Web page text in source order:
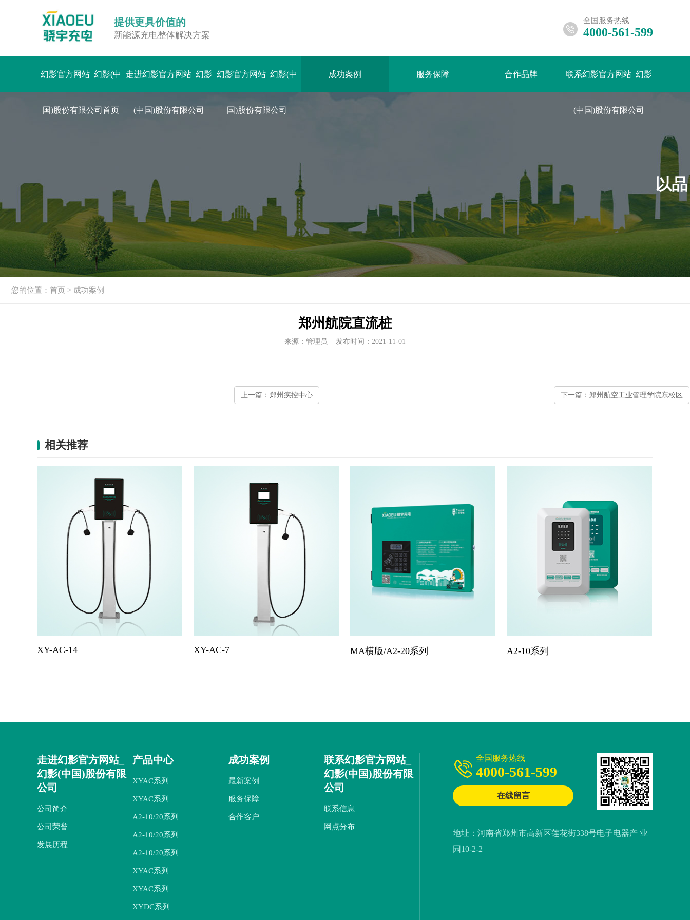
提供更具价值的
新能源充电整体解决方案
全国服务热线
4000-561-599
幻影官方网站_幻影(中
国)股份有限公司首页
走进幻影官方网站_幻影
(中国)股份有限公司
幻影官方网站_幻影(中
国)股份有限公司
成功案例 服务保障 合作品牌 联系幻影官方网站_幻影
(中国)股份有限公司
以品
您的位置： 首页 > 成功案例
郑州航院直流桩
来源：管理员 发布时间：2021-11-01
上一篇：郑州疾控中心 下一篇：郑州航空工业管理学院东校区
相关推荐
XY-AC-14 XY-AC-7 MA横版/A2-20系列 A2-10系列
走进幻影官方网站_
幻影(中国)股份有限
公司
公司简介
公司荣誉
发展历程
产品中心
XYAC系列
XYAC系列
A2-10/20系列
A2-10/20系列
A2-10/20系列
XYAC系列
XYAC系列
XYDC系列
成功案例
最新案例
服务保障
合作客户
联系幻影官方网站_
幻影(中国)股份有限
公司
联系信息
网点分布
全国服务热线
4000-561-599
在线留言
地址：河南省郑州市高新区莲花街338号电子电器产 业
园10-2-2